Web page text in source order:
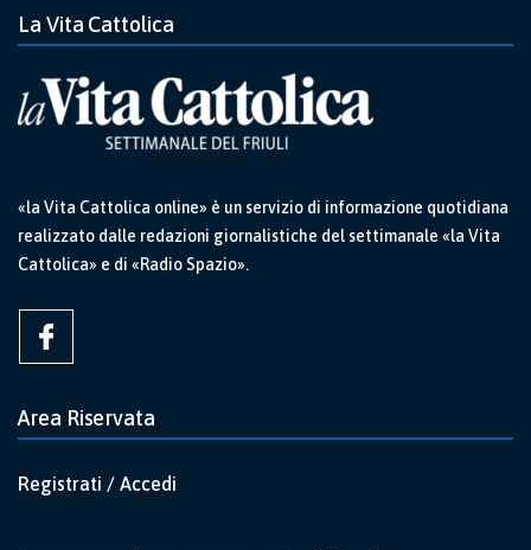
La Vita Cattolica
«la Vita Cattolica online» è un servizio di informazione quotidiana
realizzato dalle redazioni giornalistiche del settimanale «la Vita
Cattolica» e di «Radio Spazio».
Area Riservata
Registrati / Accedi